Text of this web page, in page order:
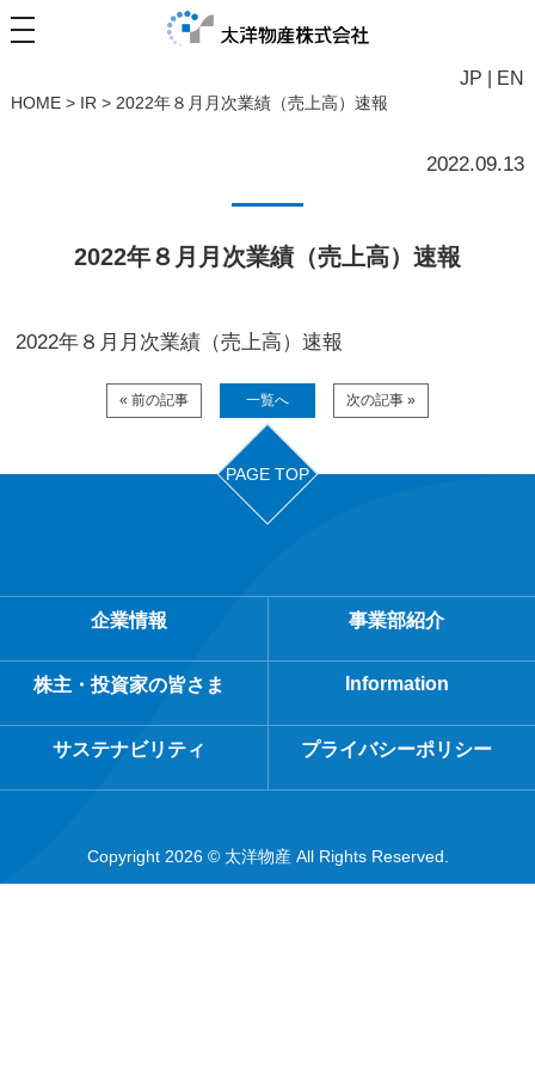
JP EN
HOME> IR > 2022年８月月次業績（売上高）速報
2022.09.13
2022年８月月次業績（売上高）速報
2022年８月月次業績（売上高）速報
« 前の記事 一覧へ 次の記事 »
PAGE TOP
企業情報 事業部紹介
株主・投資家の皆さま Information
サステナビリティ プライバシーポリシー
Copyright 2026 © 太洋物産 All Rights Reserved.